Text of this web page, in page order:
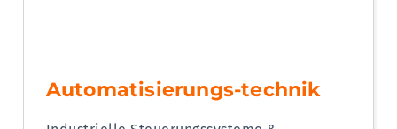
Automatisierungs-technik
Industrielle Steuerungssysteme &